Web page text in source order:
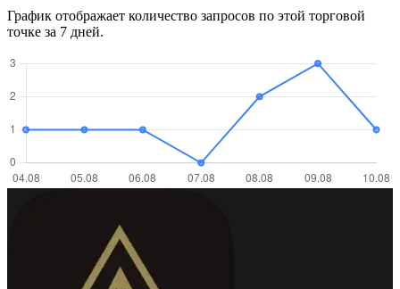
График отображает количество запросов по этой торговой
точке за 7 дней.